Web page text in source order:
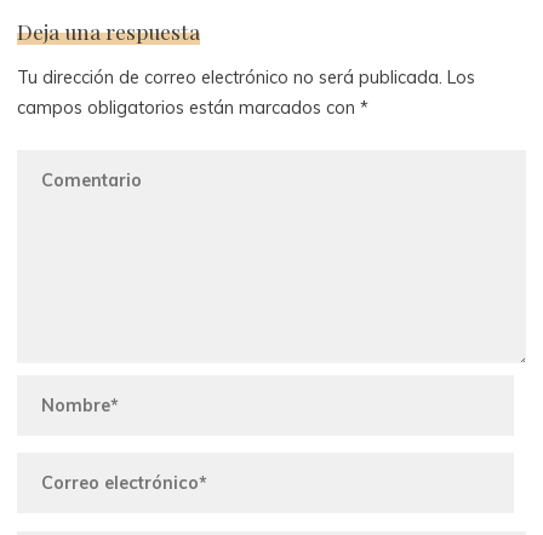
Deja una respuesta
Tu dirección de correo electrónico no será publicada. Los
campos obligatorios están marcados con*